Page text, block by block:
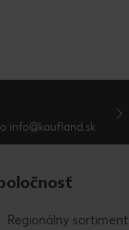
info@kaufland.sk
Regionálny sortiment